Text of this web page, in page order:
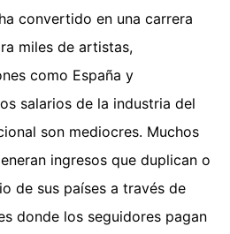
convertido en una carrera
miles de artistas,
como España y
salarios de la industria del
son mediocres. Muchos
ingresos que duplican o
de sus países a través de
donde los seguidores pagan